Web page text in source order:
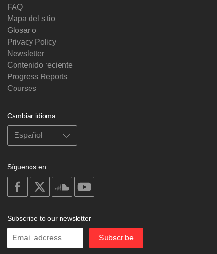
FAQ
Mapa del sitio
Glosario
Privacy Policy
Newsletter
Contenido reciente
Progress Reports
Courses
Cambiar idioma
Síguenos en
on
facebook
soundcloud
Subscribe to our newsletter
Enter
Subscribe